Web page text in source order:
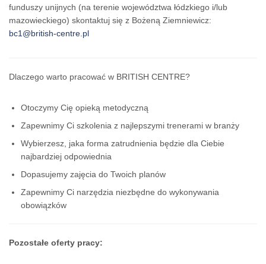
funduszy unijnych (na terenie województwa łódzkiego i/lub
mazowieckiego) skontaktuj się z Bożeną Ziemniewicz:
bc1@british-centre.pl
Dlaczego warto pracować w BRITISH CENTRE?
Otoczymy Cię opieką metodyczną
Zapewnimy Ci szkolenia z najlepszymi trenerami w branży
Wybierzesz, jaka forma zatrudnienia będzie dla Ciebie
najbardziej odpowiednia
Dopasujemy zajęcia do Twoich planów
Zapewnimy Ci narzędzia niezbędne do wykonywania
obowiązków
Pozostałe oferty pracy: